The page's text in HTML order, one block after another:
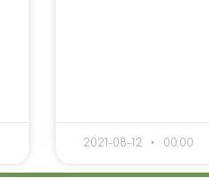
2021-08-12 00:00